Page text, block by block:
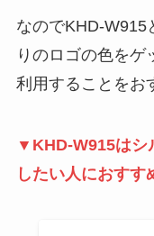
なのでKHD-W915
りのロゴの色をゲ
利用することをお
▼KHD-W915はシ
したい人におすす